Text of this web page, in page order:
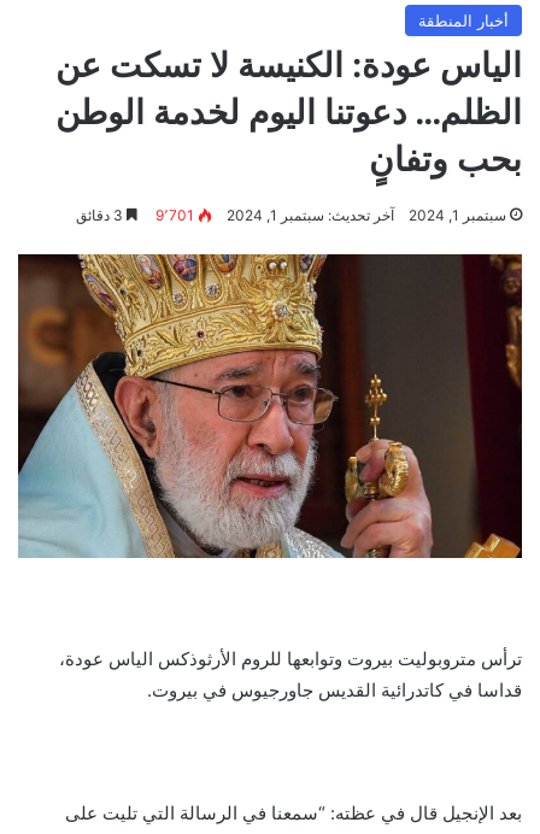
أخبار المنطقة
الياس عودة: الكنيسة لا تسكت عن
الظلم… دعوتنا اليوم لخدمة الوطن
بحب وتفانٍ
سبتمبر 1, 2024 آخر تحديث: سبتمبر 1, 2024 9٬701
ترأس متروبوليت بيروت وتوابعها للروم الأرثوذكس الياس عودة،
قداسا في كاتدرائية القديس جاورجيوس في بيروت.
بعد الإنجيل قال في عظته: “سمعنا في الرسالة التي تليت على